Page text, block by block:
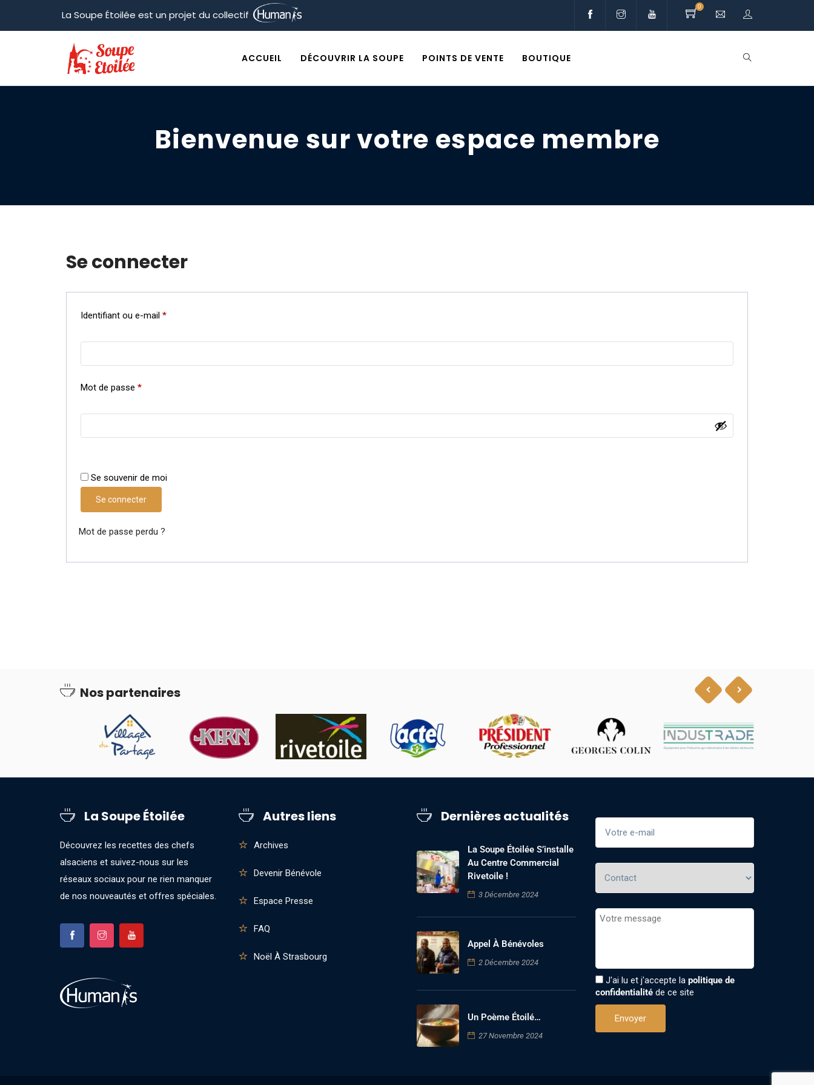
La Soupe Étoilée est un projet du collectif
0
ACCUEIL DÉCOUVRIR LA SOUPE POINTS DE VENTE BOUTIQUE
Bienvenue sur votre espace membre
Se connecter
Identifiant ou e-mail *
Mot de passe *
Se souvenir de moi
Se connecter
Mot de passe perdu ?
Nos partenaires
La Soupe Étoilée
Découvrez les recettes des chefs
alsaciens et suivez-nous sur les
réseaux sociaux pour ne rien manquer
de nos nouveautés et offres spéciales.
Autres liens
Archives
Devenir Bénévole
Espace Presse
FAQ
Noël À Strasbourg
Dernières actualités
La Soupe Étoilée S’installe
Au Centre Commercial
Rivetoile !
3 Décembre 2024
Appel À Bénévoles
2 Décembre 2024
Un Poème Étoilé…
27 Novembre 2024
J'ai lu et j'accepte la politique de
confidentialitéde ce site